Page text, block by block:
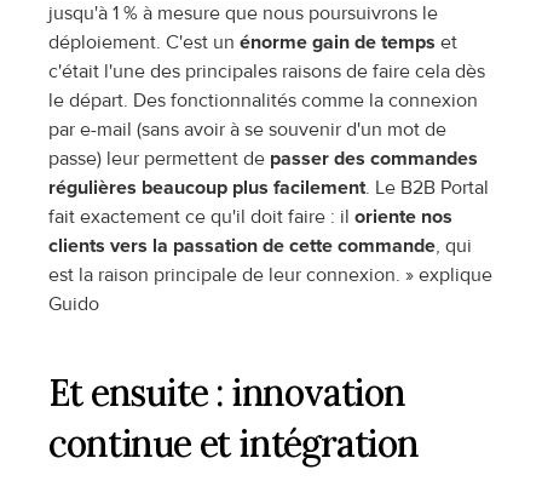
jusqu'à 1 % à mesure que nous poursuivrons le
déploiement. C'est un énorme gain de temps et
c'était l'une des principales raisons de faire cela dès
le départ. Des fonctionnalités comme la connexion
par e-mail (sans avoir à se souvenir d'un mot de
passe) leur permettent de passer des commandes
régulières beaucoup plus facilement. Le B2B Portal
fait exactement ce qu'il doit faire : il oriente nos
clients vers la passation de cette commande, qui
est la raison principale de leur connexion. » explique
Guido
Et ensuite : innovation
continue et intégration